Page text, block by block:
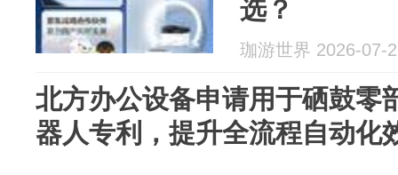
选？
珈游世界 2026-07-
北方办公设备申请用于硒鼓零
器人专利，提升全流程自动化